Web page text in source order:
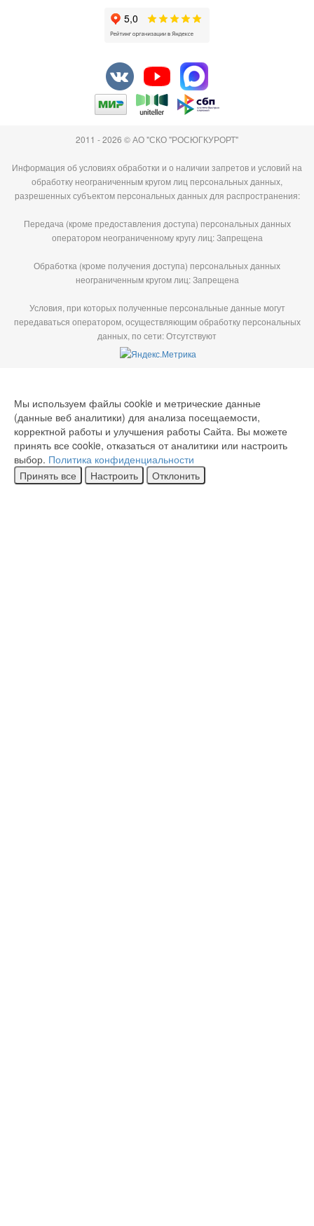
2011 - 2026 © АО "СКО "РОСЮГКУРОРТ"
Информация об условиях обработки и о наличии запретов и условий на
обработку неограниченным кругом лиц персональных данных,
разрешенных субъектом персональных данных для распространения:
Передача (кроме предоставления доступа) персональных данных
оператором неограниченному кругу лиц: Запрещена
Обработка (кроме получения доступа) персональных данных
неограниченным кругом лиц: Запрещена
Условия, при которых полученные персональные данные могут
передаваться оператором, осуществляющим обработку персональных
данных, по сети: Отсутствуют
Мы используем файлы cookie и метрические данные
(данные веб аналитики) для анализа посещаемости,
корректной работы и улучшения работы Сайта. Вы можете
принять все cookie, отказаться от аналитики или настроить
выбор. Политика конфиденциальности
Принять все
Настроить Отклонить